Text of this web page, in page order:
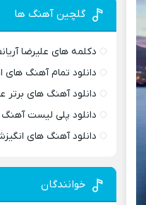
گلچین آهنگ ها
دکلمه های علیرضا
دانلود تمام آهنگ های
دانلود آهنگ های برتر علی
دانلود پلی لیست آهنگ
دانلود آهنگ های انگیزشی
خوانندگان